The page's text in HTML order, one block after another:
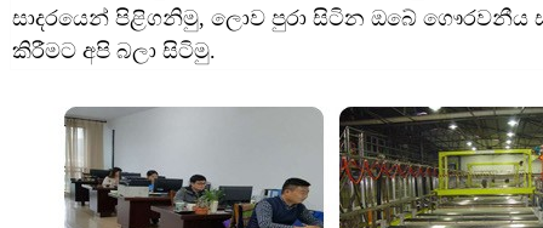
සාදරයෙන් පිළිගනිමු, ලොව පුරා සිටින ඔබේ
කිරීමට අපි බලා සිටිමු.